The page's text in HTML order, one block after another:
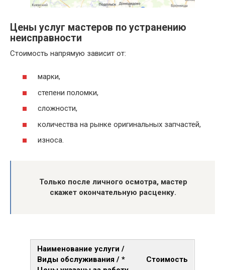
Цены услуг мастеров по устранению
неисправности
Стоимость напрямую зависит от:
марки,
степени поломки,
сложности,
количества на рынке оригинальных запчастей,
износа.
Только после личного осмотра, мастер
скажет окончательную расценку.
Наименование услуги /
Виды обслуживания / *
Стоимость